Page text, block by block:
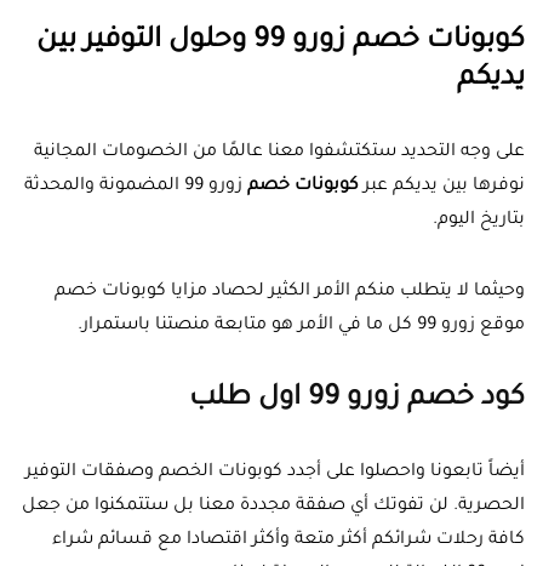
كوبونات خصم زورو 99 وحلول التوفير بين
يديكم
على وجه التحديد ستكتشفوا معنا عالمًا من الخصومات المجانية
نوفرها بين يديكم عبركوبونات خصم
زورو 99 المضمونة والمحدثة
بتاريخ اليوم.
وحيثما لا يتطلب منكم الأمر الكثير لحصاد مزايا كوبونات خصم
موقع زورو 99 كل ما في الأمر هو متابعة منصتنا باستمرار.
كود خصم زورو 99 اول طلب
أيضاً تابعونا واحصلوا على أجدد كوبونات الخصم وصفقات التوفير
الحصرية. لن تفوتك أي صفقة مجددة معنا بل ستتمكنوا من جعل
كافة رحلات شرائكم أكثر متعة وأكثر اقتصادا مع قسائم شراء